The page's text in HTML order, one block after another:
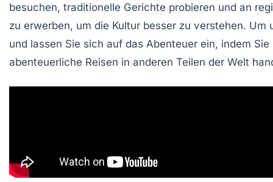
besuchen, traditionelle Gerichte probieren und an
zu erwerben, um die Kultur besser zu verstehen.
und lassen Sie sich auf das Abenteuer ein, indem
abenteuerliche Reisen in anderen Teilen der Welt